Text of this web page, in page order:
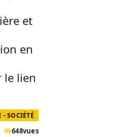
et
en
le lien
- SOCIÉTÉ
648vues